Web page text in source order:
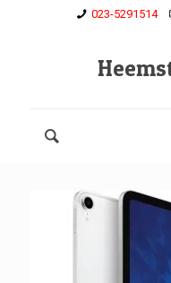
023-5291514